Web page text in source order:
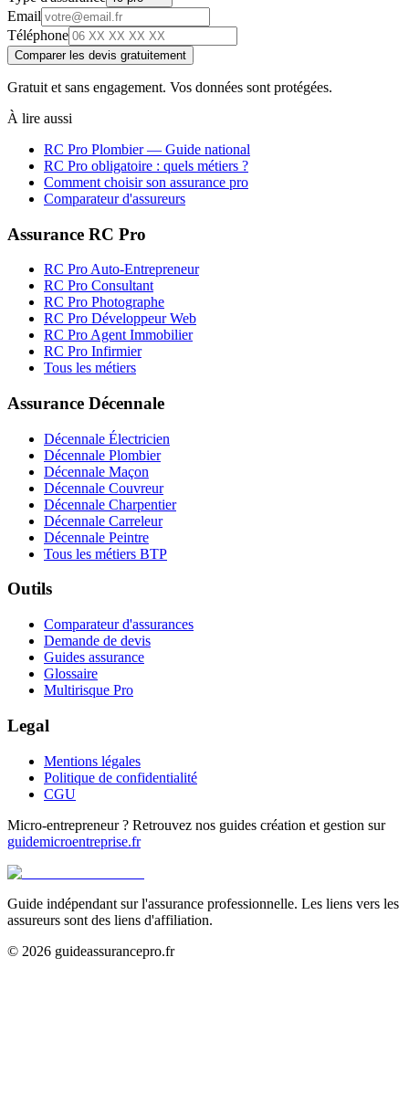
Email
Téléphone
Comparer les devis gratuitement
Gratuit et sans engagement. Vos données sont protégées.
À lire aussi
RC Pro Plombier— Guide national
RC Pro obligatoire : quels métiers ?
Comment choisir son assurance pro
Comparateur d'assureurs
Assurance RC Pro
RC Pro Auto-Entrepreneur
RC Pro Consultant
RC Pro Photographe
RC Pro Développeur Web
RC Pro Agent Immobilier
RC Pro Infirmier
Tous les métiers
Assurance Décennale
Décennale Électricien
Décennale Plombier
Décennale Maçon
Décennale Couvreur
Décennale Charpentier
Décennale Carreleur
Décennale Peintre
Tous les métiers BTP
Outils
Comparateur d'assurances
Demande de devis
Guides assurance
Glossaire
Multirisque Pro
Legal
Mentions légales
Politique de confidentialité
CGU
Micro-entrepreneur ? Retrouvez nos guides création et gestion sur
guidemicroentreprise.fr
Guide indépendant sur l'assurance professionnelle. Les liens vers les
assureurs sont des liens d'affiliation.
© 2026 guideassurancepro.fr